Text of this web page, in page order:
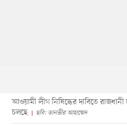
আওয়ামী লীগ নিষিদ্ধের দাবিতে
চলছে
ছবি: তানভীর আহাম্মেদ